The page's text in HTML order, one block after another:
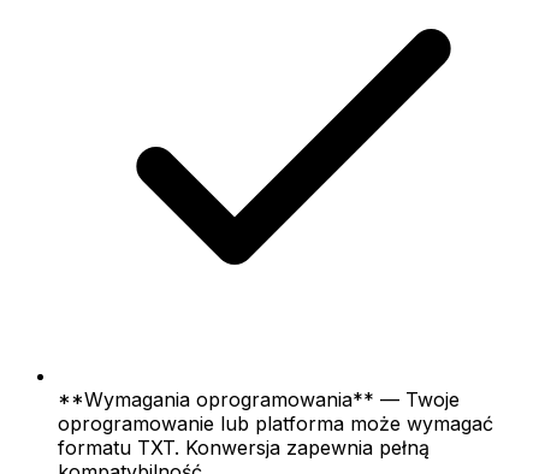
**Wymagania oprogramowania** — Twoje
oprogramowanie lub platforma może wymagać
formatu TXT. Konwersja zapewnia pełną